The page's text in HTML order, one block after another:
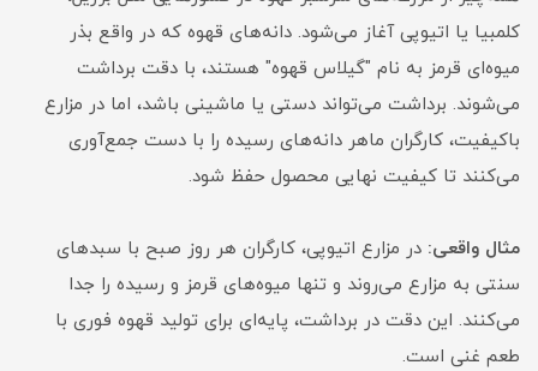
کلمبیا یا اتیوپی آغاز می‌شود. دانه‌های قهوه که در واقع بذر
میوه‌ای قرمز به نام "گیلاس قهوه" هستند، با دقت برداشت
می‌شوند. برداشت می‌تواند دستی یا ماشینی باشد، اما در مزارع
باکیفیت، کارگران ماهر دانه‌های رسیده را با دست جمع‌آوری
می‌کنند تا کیفیت نهایی محصول حفظ شود.
مثال واقعی: در مزارع اتیوپی، کارگران هر روز صبح با سبدهای
سنتی به مزارع می‌روند و تنها میوه‌های قرمز و رسیده را جدا
می‌کنند. این دقت در برداشت، پایه‌ای برای تولید قهوه فوری با
طعم غنی است.